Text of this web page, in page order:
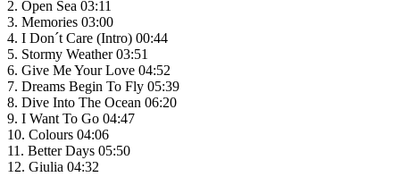
2. Open Sea 03:11
3. Memories 03:00
4. I Don´t Care (Intro) 00:44
5. Stormy Weather 03:51
6. Give Me Your Love 04:52
7. Dreams Begin To Fly 05:39
8. Dive Into The Ocean 06:20
9. I Want To Go 04:47
10. Colours 04:06
11. Better Days 05:50
12. Giulia 04:32